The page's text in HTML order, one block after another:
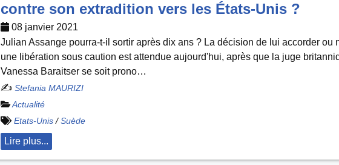
contre son extradition vers les États-Unis ?
08 janvier 2021
Julian Assange pourra-t-il sortir après dix ans ? La décision de lui accorder ou
une libération sous caution est attendue aujourd'hui, après que la juge
Vanessa Baraitser se soit prono…
✍️ Stefania MAURIZI
Actualité
Etats-Unis / Suède
Lire plus...